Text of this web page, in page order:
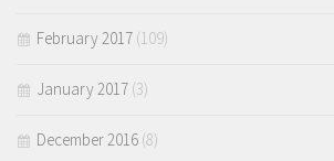
February 2017 (109)
January 2017 (3)
December 2016 (8)